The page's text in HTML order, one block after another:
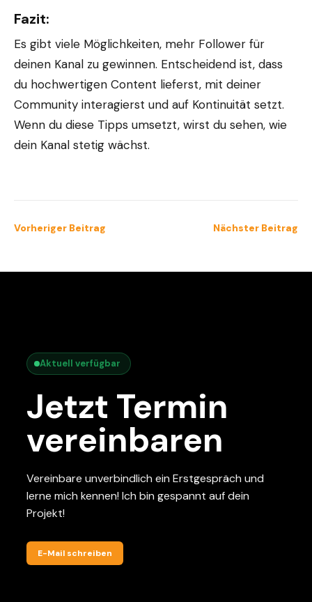
Fazit:
Es gibt viele Möglichkeiten, mehr Follower für
deinen Kanal zu gewinnen. Entscheidend ist, dass
du hochwertigen Content lieferst, mit deiner
Community interagierst und auf Kontinuität setzt.
Wenn du diese Tipps umsetzt, wirst du sehen, wie
dein Kanal stetig wächst.
Vorheriger Beitrag Nächster Beitrag
Aktuell verfügbar
Jetzt Termin
vereinbaren
Vereinbare unverbindlich ein Erstgespräch und
lerne mich kennen! Ich bin gespannt auf dein
Projekt!
E-Mail schreiben